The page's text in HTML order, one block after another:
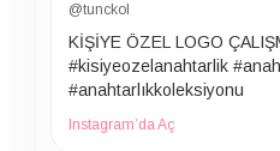
@tunckol
KİŞİYE ÖZEL LOGO
#kisiyeozelanahtarlik
#anahtarlıkkoleksiyonu
Instagram’da Aç